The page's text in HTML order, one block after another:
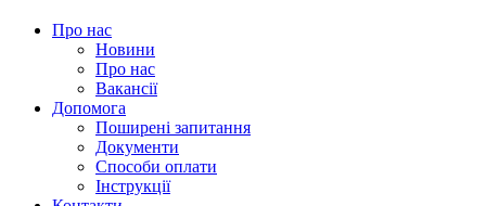
Про нас
Новини
Про нас
Вакансії
Допомога
Поширені запитання
Документи
Способи оплати
Інструкції